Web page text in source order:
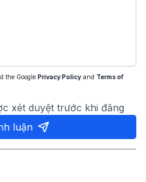
the Google Privacy Policy and Terms of
xét duyệt trước khi đăng
luận